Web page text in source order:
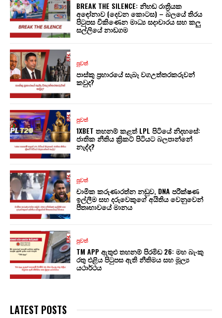
BREAK THE SILENCE: නිහඬ රාත්‍රියක
අඳෝනාව (දෙවන කොටස) – බලයේ තිරය
පිටුපස විකිණෙන මාධ්‍ය සදාචාරය සහ කලු
සල්ලියේ නාඩගම
පුවත්
පාස්කු ප්‍රහාරයේ සැබෑ වගඋත්තරකරුවන්
කවුද?
පුවත්
1XBET තහනම් කළත් LPL පිටියේ නිදහසේ:
ජාතික නීතිය ක්‍රිකට් පිටියට බලපාන්නේ
නැද්ද?
පුවත්
චාමික කරුණාරත්න නඩුව, DNA පරීක්ෂණ
ඉල්ලීම සහ දරුවෙකුගේ අයිතිය වෙනුවෙන්
පීතෘභාවයේ මානය
පුවත්
TM APP ඇතුළු තහනම් පිරමිඩ 26: මහ බැංකු
රතු එළිය පිටුපස ඇති නීතිමය සහ මූල්‍ය
යථාර්ථය
LATEST POSTS